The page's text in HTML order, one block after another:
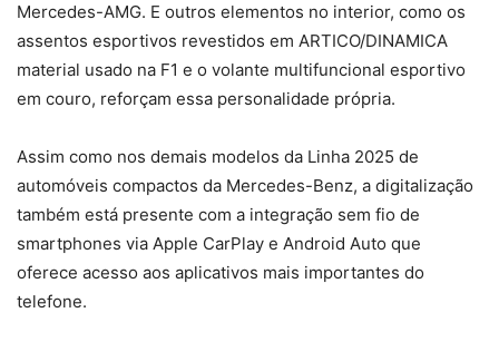
Mercedes-AMG. E outros elementos no interior, como os
assentos esportivos revestidos em ARTICO/DINAMICA
material usado na F1 e o volante multifuncional esportivo
em couro, reforçam essa personalidade própria.
Assim como nos demais modelos da Linha 2025 de
automóveis compactos da Mercedes-Benz, a digitalização
também está presente com a integração sem fio de
smartphones via Apple CarPlay e Android Auto que
oferece acesso aos aplicativos mais importantes do
telefone.